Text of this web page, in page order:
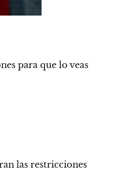
para que lo veas
las restricciones